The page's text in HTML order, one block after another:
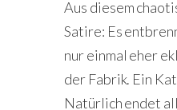
Aus diesem
Satire: Es
nur einmal eher
der Fabrik. Ein
Natürlich endet